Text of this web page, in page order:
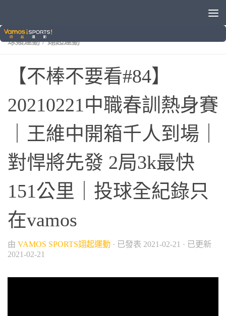
VAMOS自製節目
球類運動 / 翊起運動
【不棒不要看#84】
20210221中職春訓熱身賽
｜王維中開箱千人到場｜
對悍將先發 2局3k最快
151公里｜投球全紀錄只
在vamos
由 VAMOS SPORTS翊起運動 · 已發表 2021-02-21 · 已更新
2021-02-21